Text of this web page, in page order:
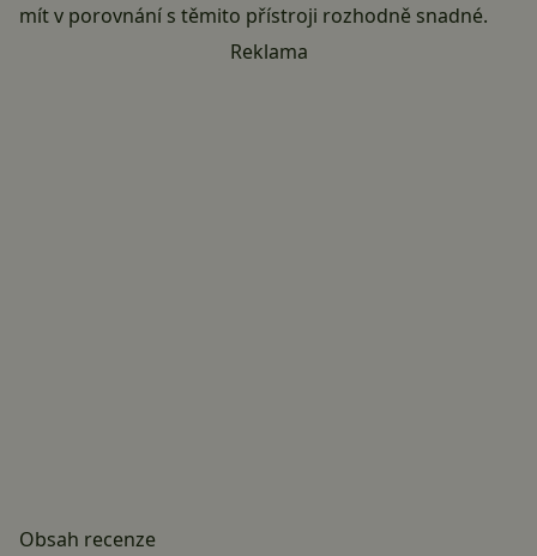
mít v porovnání s těmito přístroji rozhodně snadné.
Reklama
Obsah recenze